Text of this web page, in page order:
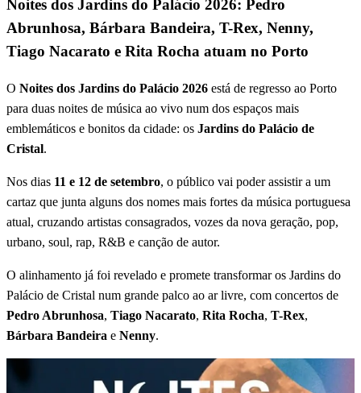
Noites dos Jardins do Palácio 2026: Pedro
Abrunhosa, Bárbara Bandeira, T-Rex, Nenny,
Tiago Nacarato e Rita Rocha atuam no Porto
O Noites dos Jardins do Palácio 2026 está de regresso ao Porto
para duas noites de música ao vivo num dos espaços mais
emblemáticos e bonitos da cidade: os Jardins do Palácio de
Cristal.
Nos dias 11 e 12 de setembro, o público vai poder assistir a um
cartaz que junta alguns dos nomes mais fortes da música portuguesa
atual, cruzando artistas consagrados, vozes da nova geração, pop,
urbano, soul, rap, R&B e canção de autor.
O alinhamento já foi revelado e promete transformar os Jardins do
Palácio de Cristal num grande palco ao ar livre, com concertos de
Pedro Abrunhosa, Tiago Nacarato, Rita Rocha, T-Rex,
Bárbara Bandeira e Nenny.